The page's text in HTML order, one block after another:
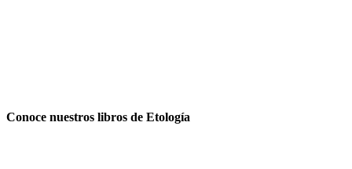
Conoce nuestros libros de Etología